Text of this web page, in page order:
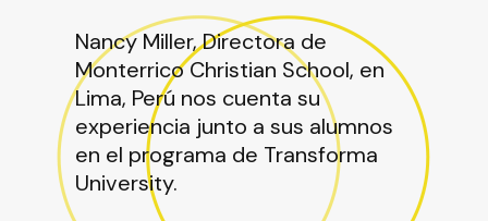
Nancy Miller,Directora de
Monterrico Christian School, en
Lima, Perú nos cuenta su
experiencia junto a sus alumnos
en el programa de Transforma
University.